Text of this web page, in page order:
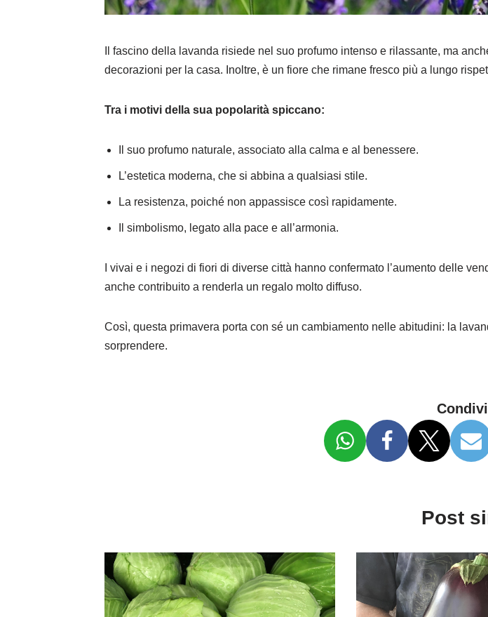
Il fascino della lavanda risiede nel suo profumo intenso e rilassante, ma
decorazioni per la casa. Inoltre, è un fiore che rimane fresco più a lungo
Tra i motivi della sua popolarità spiccano:
Il suo profumo naturale, associato alla calma e al benessere.
L’estetica moderna, che si abbina a qualsiasi stile.
La resistenza, poiché non appassisce così rapidamente.
Il simbolismo, legato alla pace e all’armonia.
I vivai e i negozi di fiori di diverse città hanno confermato l’aumento delle
anche contribuito a renderla un regalo molto diffuso.
Così, questa primavera porta con sé un cambiamento nelle abitudini: la
sorprendere.
Post